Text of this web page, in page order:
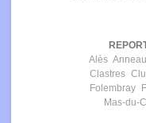
Alès
Clastres
Folembray
Mas-du-